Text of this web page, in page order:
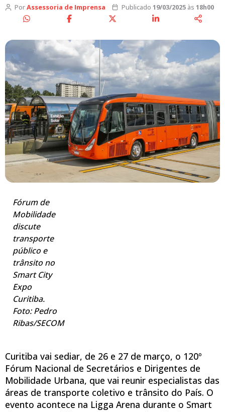
PorAssessoria de Imprensa Publicado 19/03/2025às 18h00
Fórum de
Mobilidade
discute
transporte
público e
trânsito no
Smart City
Expo
Curitiba.
Foto: Pedro
Ribas/SECOM
Curitiba vai sediar, de 26 e 27 de março, o 120º
Fórum Nacional de Secretários e Dirigentes de
Mobilidade Urbana, que vai reunir especialistas das
áreas de transporte coletivo e trânsito do País. O
evento acontece na Ligga Arena durante o Smart